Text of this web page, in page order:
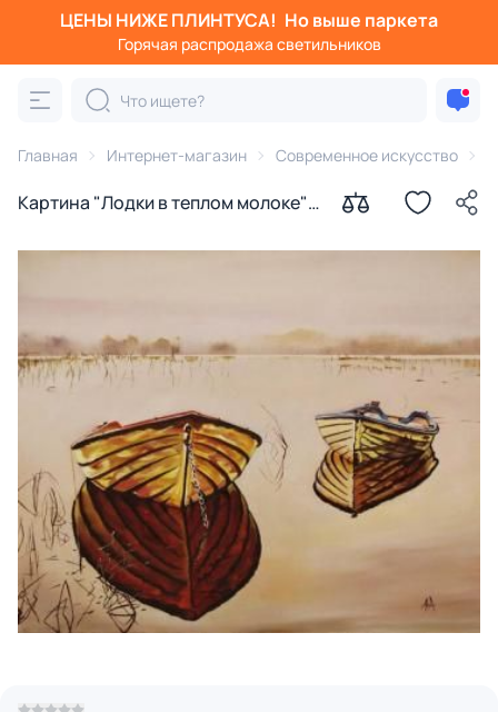
ЦЕНЫ НИЖЕ ПЛИНТУСА! Но выше паркета
Горячая распродажа светильников
Главная Интернет-магазин Современное искусство
Картина "Лодки в теплом молоке"